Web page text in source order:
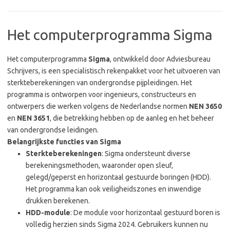
Het computerprogramma Sigma
Het computerprogramma Sigma, ontwikkeld door Adviesbureau
Schrijvers, is een specialistisch rekenpakket voor het uitvoeren van
sterkteberekeningen van ondergrondse pijpleidingen. Het
programma is ontworpen voor ingenieurs, constructeurs en
ontwerpers die werken volgens de Nederlandse normen NEN 3650
en NEN 3651, die betrekking hebben op de aanleg en het beheer
van ondergrondse leidingen.
Belangrijkste functies van Sigma
Sterkteberekeningen: Sigma ondersteunt diverse
berekeningsmethoden, waaronder open sleuf,
gelegd/geperst en horizontaal gestuurde boringen (HDD).
Het programma kan ook veiligheidszones en inwendige
drukken berekenen.
HDD-module: De module voor horizontaal gestuurd boren is
volledig herzien sinds Sigma 2024. Gebruikers kunnen nu